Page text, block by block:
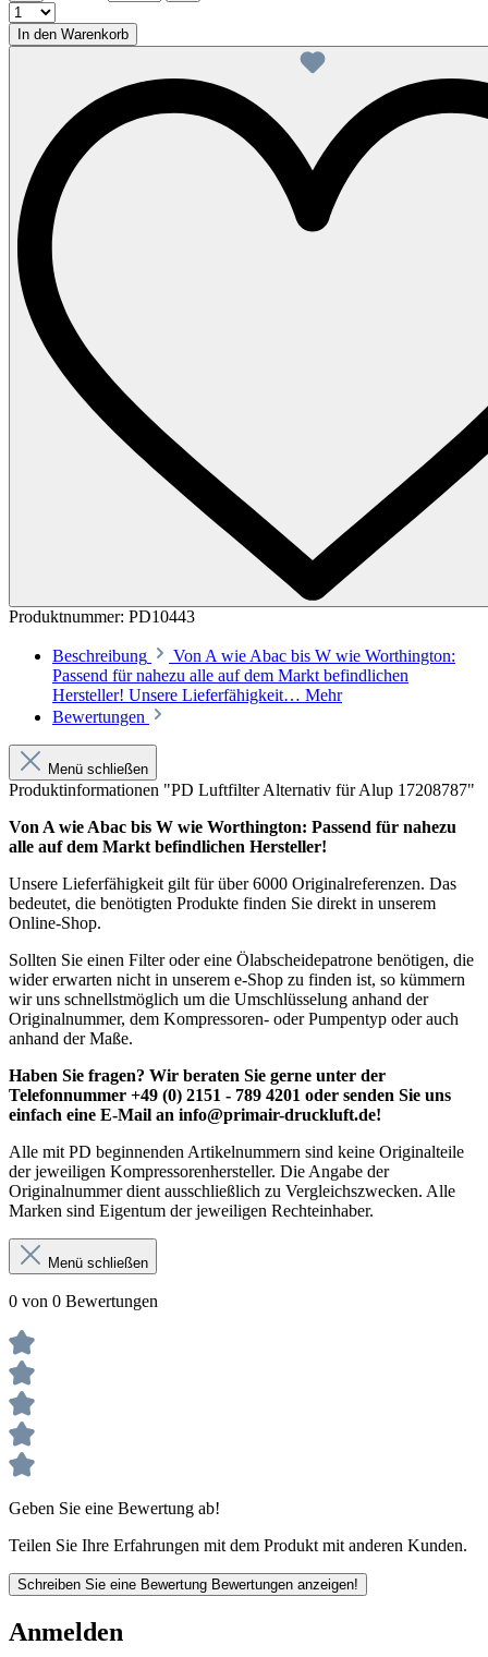
In den Warenkorb
Produktnummer: PD10443
Beschreibung
Von A wie Abac bis W wie Worthington:
Passend für nahezu alle auf dem Markt befindlichen
Hersteller! Unsere Lieferfähigkeit… Mehr
Bewertungen
Menü schließen
Produktinformationen "PD Luftfilter Alternativ für Alup 17208787"
Von A wie Abac bis W wie Worthington: Passend für nahezu
alle auf dem Markt befindlichen Hersteller!
Unsere Lieferfähigkeit gilt für über 6000 Originalreferenzen. Das
bedeutet, die benötigten Produkte finden Sie direkt in unserem
Online-Shop.
Sollten Sie einen Filter oder eine Ölabscheidepatrone benötigen, die
wider erwarten nicht in unserem e-Shop zu finden ist, so kümmern
wir uns schnellstmöglich um die Umschlüsselung anhand der
Originalnummer, dem Kompressoren- oder Pumpentyp oder auch
anhand der Maße.
Haben Sie fragen? Wir beraten Sie gerne unter der
Telefonnummer +49 (0) 2151 - 789 4201 oder senden Sie uns
einfach eine E-Mail an info@primair-druckluft.de!
Alle mit PD beginnenden Artikelnummern sind keine Originalteile
der jeweiligen Kompressorenhersteller. Die Angabe der
Originalnummer dient ausschließlich zu Vergleichszwecken. Alle
Marken sind Eigentum der jeweiligen Rechteinhaber.
Menü schließen
0 von 0 Bewertungen
Geben Sie eine Bewertung ab!
Teilen Sie Ihre Erfahrungen mit dem Produkt mit anderen Kunden.
Schreiben Sie eine Bewertung Bewertungen anzeigen!
Anmelden